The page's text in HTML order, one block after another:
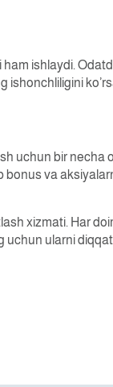
ishlaydi.
ishonchliligini
uchun bir
va
xizmati. Har
uchun ularni